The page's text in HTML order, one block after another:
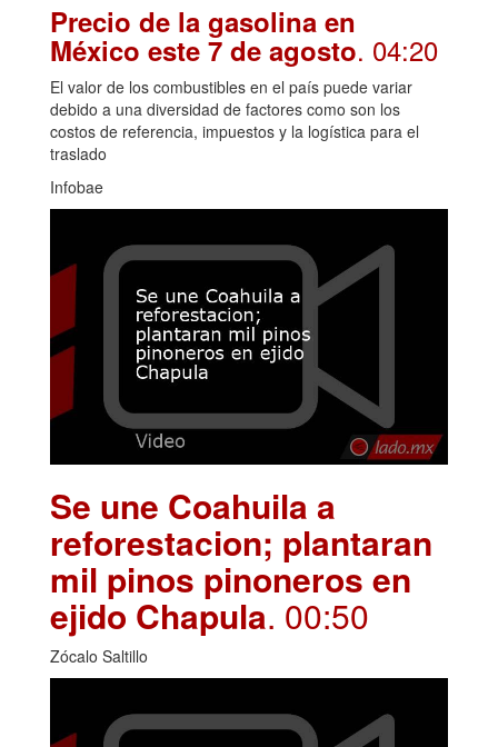
Precio de la gasolina en
México este 7 de agosto. 04:20
El valor de los combustibles en el país puede variar
debido a una diversidad de factores como son los
costos de referencia, impuestos y la logística para el
traslado
Infobae
Se une Coahuila a
reforestacion; plantaran
mil pinos pinoneros en
ejido Chapula. 00:50
Zócalo Saltillo